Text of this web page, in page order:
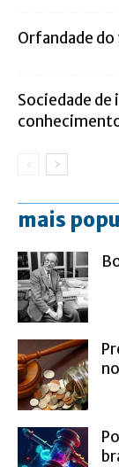
Orfandade
Sociedade de
mais